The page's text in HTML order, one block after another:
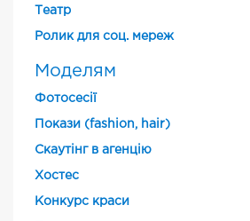
Театр
Ролик для соц. мереж
Моделям
Фотосесії
Покази (fashion, hair)
Скаутінг в агенцію
Хостес
Конкурс краси